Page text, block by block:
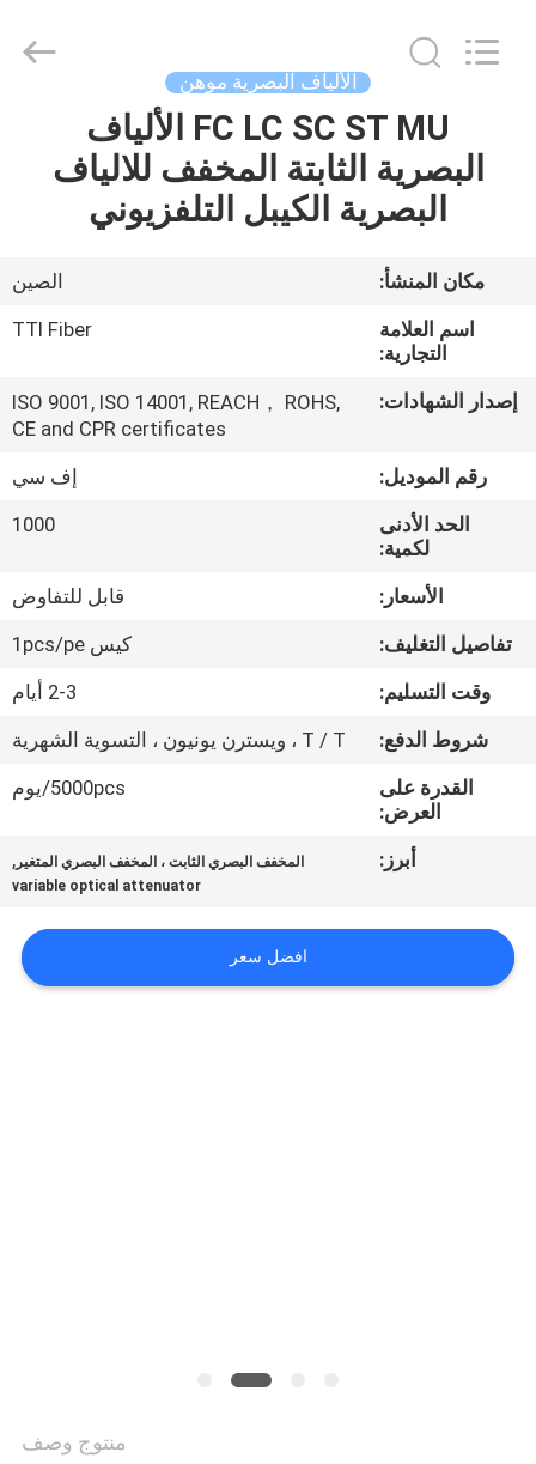
الصفحة
الرئيسية
معلومات
المعمل
مراقبة
الجودة
اتصل
خريطة
الموقع
الألياف البصرية موهن
FC LC SC ST MU الألياف
البصرية الثابتة المخفف للالياف
البصرية الكيبل التلفزيوني
مكان المنشأ:
الصين
اسم العلامة
التجارية:
TTI Fiber
إصدار الشهادات:
ISO 9001, ISO 14001, REACH， ROHS,
CE and CPR certificates
رقم الموديل:
إف سي
الحد الأدنى
لكمية:
1000
الأسعار:
قابل للتفاوض
تفاصيل التغليف:
كيس 1pcs/pe
وقت التسليم:
2-3 أيام
شروط الدفع:
T / T ، ويسترن يونيون ، التسوية الشهرية
القدرة على
العرض:
5000pcs/يوم
أبرز: المخفف البصري الثابت ، المخفف البصري المتغير ,
variable optical attenuator
افضل سعر
منتوج وصف